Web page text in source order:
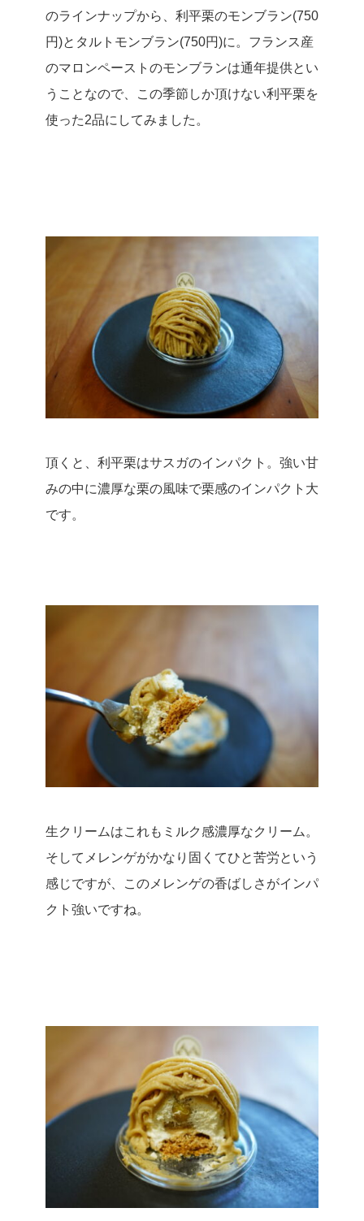
のラインナップから、利平栗のモンブラン(750
円)とタルトモンブラン(750円)に。 フランス産
のマロンペーストのモンブランは通年提供とい
うことなので、この季節しか頂けない利平栗を
使った2品にしてみました。
頂くと、利平栗はサスガのインパクト。 強い甘
みの中に濃厚な栗の風味で栗感のインパクト大
です。
生クリームはこれもミルク感濃厚なクリーム。
そしてメレンゲがかなり固くてひと苦労という
感じですが、このメレンゲの香ばしさがインパ
クト強いですね。